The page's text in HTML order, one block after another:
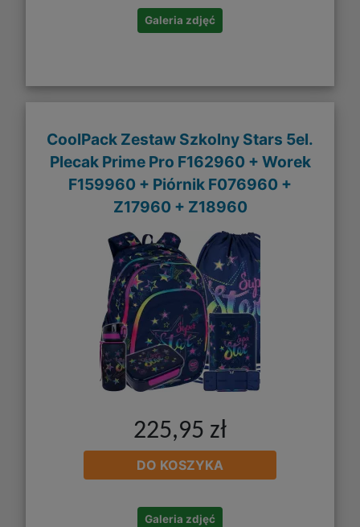
Galeria zdjęć
CoolPack Zestaw Szkolny Stars 5el.
Plecak Prime Pro F162960 + Worek
F159960 + Piórnik F076960 +
Z17960 + Z18960
225,95 zł
DO KOSZYKA
Galeria zdjęć